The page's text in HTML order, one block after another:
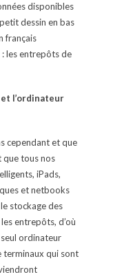
disponibles
dessin en bas
français
les entrepôts de
l’ordinateur
cependant et que
que tous nos
iPads,
et netbooks
stockage des
entrepôts, d’où
ordinateur
terminaux qui sont